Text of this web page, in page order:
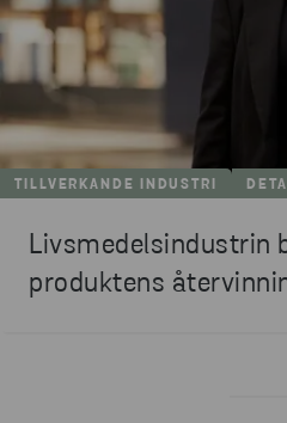
TILLVERKANDE INDUSTRI
Livsmedelsindustrin
produktens